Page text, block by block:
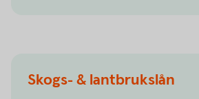
Skogs- & lantbrukslån